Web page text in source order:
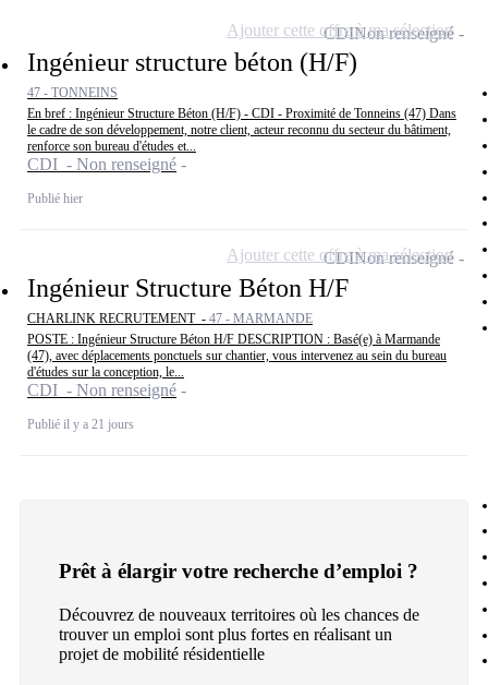
Ingénieur structure béton (H/F)
47 - TONNEINS
En bref : Ingénieur Structure Béton (H/F) - CDI - Proximité de Tonneins (47) Dans
le cadre de son développement, notre client, acteur reconnu du secteur du bâtiment,
renforce son bureau d'études et...
CDI - Non renseigné
Publié hier
CDINon renseigné
Ajouter cette offre à ma sélection
Ingénieur Structure Béton H/F
CHARLINK RECRUTEMENT - 47 - MARMANDE
POSTE : Ingénieur Structure Béton H/F DESCRIPTION : Basé(e) à Marmande
(47), avec déplacements ponctuels sur chantier, vous intervenez au sein du bureau
d'études sur la conception, le...
CDI - Non renseigné
Publié il y a 21 jours
CDINon renseigné
Ajouter cette offre à ma sélection
Prêt à élargir votre recherche d’emploi ?
Découvrez de nouveaux territoires où les chances de
trouver un emploi sont plus fortes en réalisant un
projet de mobilité résidentielle